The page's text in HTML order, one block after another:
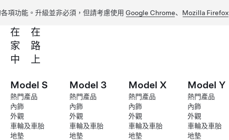
項功能。升級並非必須，但請考慮使用 Google Chrome、 Mozilla Firefox
在
家
中
在
路
上
Model S
熱門產品
內飾
外觀
車輪及車胎
地墊
Model 3
熱門產品
內飾
外觀
車輪及車胎
地墊
Model X
熱門產品
內飾
外觀
車輪及車胎
地墊
Model Y
熱門產品
內飾
外觀
車輪及車胎
地墊